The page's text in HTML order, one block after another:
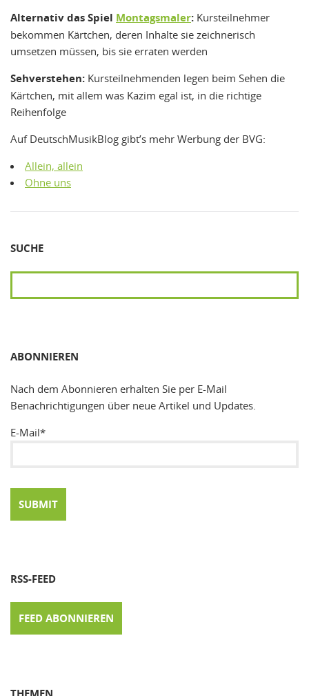
Alternativ das Spiel Montagsmaler: Kursteilnehmer
bekommen Kärtchen, deren Inhalte sie zeichnerisch
umsetzen müssen, bis sie erraten werden
Sehverstehen: Kursteilnehmenden legen beim Sehen die
Kärtchen, mit allem was Kazim egal ist, in die richtige
Reihenfolge
Auf DeutschMusikBlog gibt’s mehr Werbung der BVG:
Allein, allein
Ohne uns
SUCHE
ABONNIEREN
Nach dem Abonnieren erhalten Sie per E-Mail
Benachrichtigungen über neue Artikel und Updates.
E-Mail*
RSS-FEED
FEED ABONNIEREN